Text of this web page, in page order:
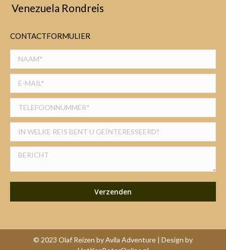
Venezuela Rondreis
CONTACTFORMULIER
© 2023 Olaf Reizen by Avila Adventure | Design by